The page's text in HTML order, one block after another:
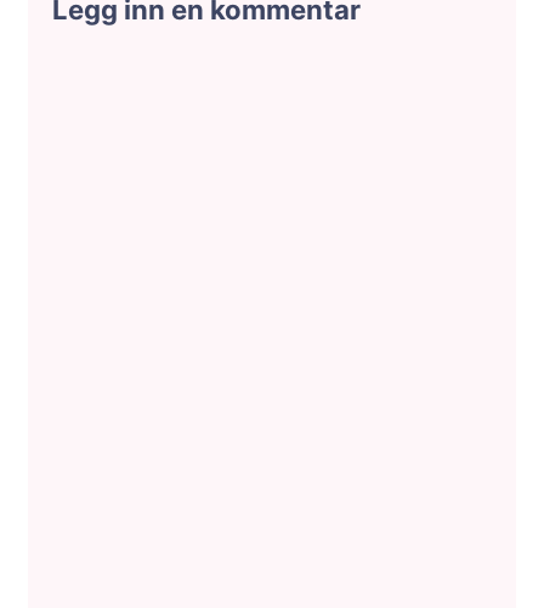
Legg inn en kommentar